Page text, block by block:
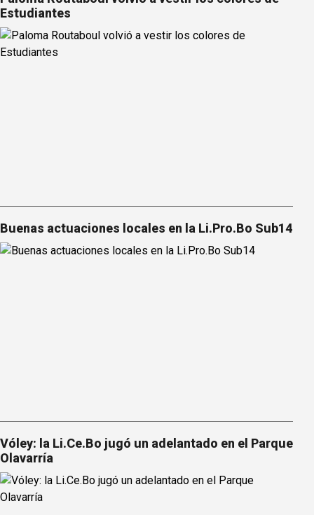
Estudiantes
Buenas actuaciones locales en la Li.Pro.Bo Sub14
Vóley: la Li.Ce.Bo jugó un adelantado en el Parque
Olavarría